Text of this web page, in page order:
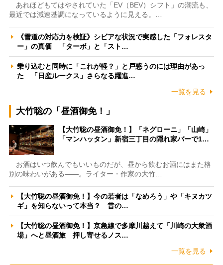
あれほどもてはやされていた「EV（BEV）シフト」の潮流も、
最近では減速基調になっているように見える。…
《雪道の対応力を検証》シビアな状況で実感した「フォレスタ
ー」の真価 「ターボ」と「スト…
乗り込むと同時に「これが軽？」と戸惑うのには理由があっ
た 「日産ルークス」さらなる躍進…
一覧を見る
大竹聡の「昼酒御免！」
【大竹聡の昼酒御免！】「ネグローニ」「山崎」
「マンハッタン」新宿三丁目の隠れ家バーで1…
お酒はいつ飲んでもいいものだが、昼から飲むお酒にはまた格
別の味わいがある――。ライター・作家の大竹…
【大竹聡の昼酒御免！】今の若者は「なめろう」や「キヌカツ
ギ」を知らないって本当？ 昔の…
【大竹聡の昼酒御免！】京急線で多摩川越えて「川崎の大衆酒
場」へと昼酒旅 押し寄せるノス…
一覧を見る